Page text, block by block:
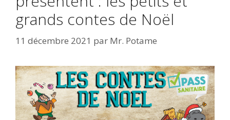
grands contes de Noël
11 décembre 2021 par Mr. Potame